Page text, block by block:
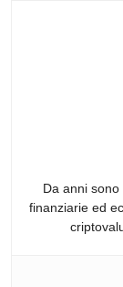
Da anni
finanziarie ed